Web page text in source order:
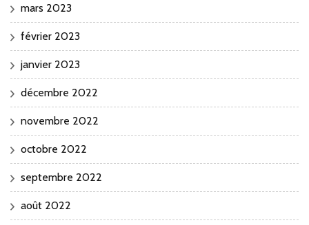
mars 2023
février 2023
janvier 2023
décembre 2022
novembre 2022
octobre 2022
septembre 2022
août 2022